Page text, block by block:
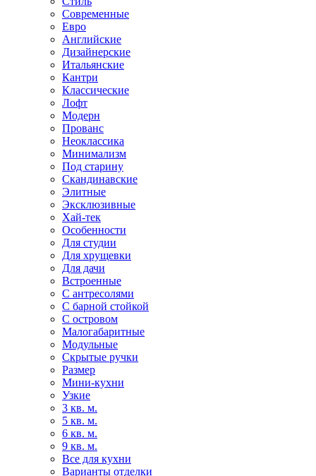
Современные
Евро
Английские
Дизайнерские
Итальянские
Кантри
Классические
Лофт
Модерн
Прованс
Неоклассика
Минимализм
Под старину
Скандинавские
Элитные
Эксклюзивные
Хай-тек
Особенности
Для студии
Для хрущевки
Для дачи
Встроенные
С антресолями
С барной стойкой
С островом
Малогабаритные
Модульные
Скрытые ручки
Размер
Мини-кухни
Узкие
3 кв. м.
5 кв. м.
6 кв. м.
9 кв. м.
Все для кухни
Варианты отделки